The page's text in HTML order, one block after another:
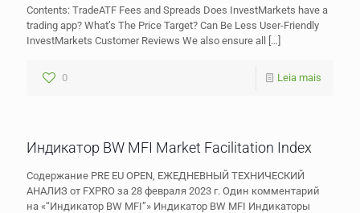
Contents: TradeATF Fees and Spreads Does InvestMarkets have a
trading app? What’s The Price Target? Can Be Less User-Friendly
InvestMarkets Customer Reviews We also ensure all
[…]
0 Leia mais
Индикатор BW MFI Market Facilitation Index
Содержание PRE EU OPEN, ЕЖЕДНЕВНЫЙ ТЕХНИЧЕСКИЙ
АНАЛИЗ от FXPRO за 28 февраля 2023 г. Один комментарий
на «“Индикатор BW MFI”» Индикатор BW MFI Индикаторы